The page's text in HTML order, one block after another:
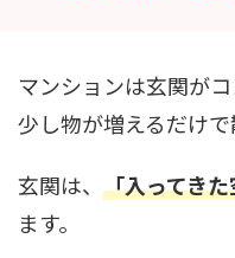
マンションは玄関が
少し物が増えるだけで
玄関は、 「入ってき
ます。